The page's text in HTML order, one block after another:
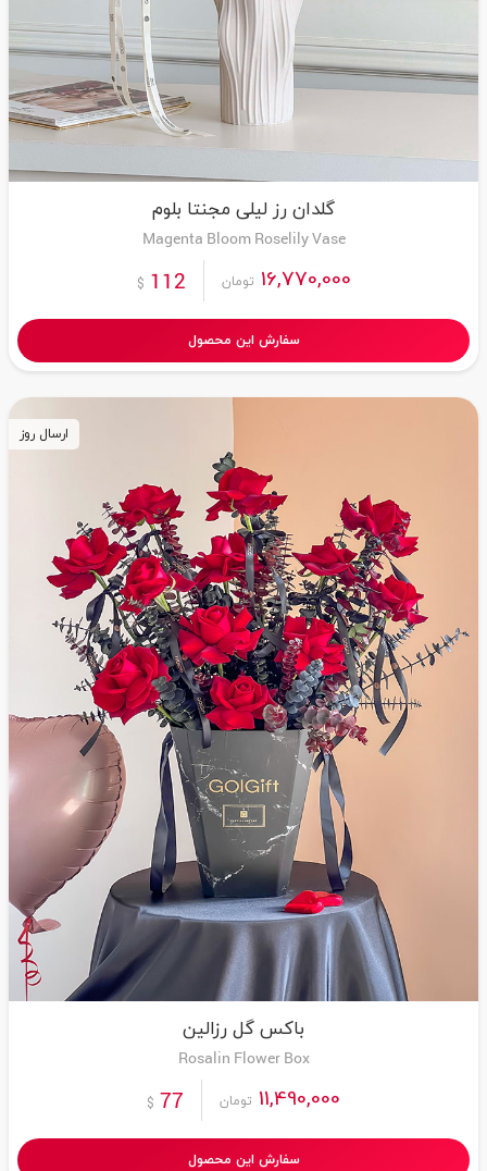
گلدان رز لیلی مجنتا بلوم
Magenta Bloom Roselily Vase
16,770,000 تومان 112
$
سفارش این محصول
باکس گل رزالین
Rosalin Flower Box
11,490,000 تومان 77
$
سفارش این محصول
ارسال روز